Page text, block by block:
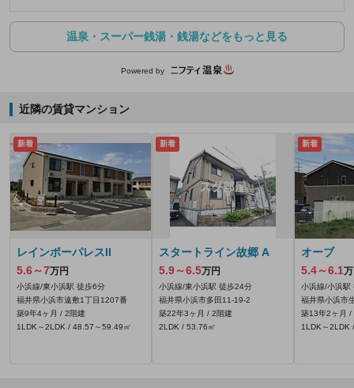
温泉・スーパー銭湯・銭湯などをもっと見る
Powered by
近隣の賃貸マンション
新着
レインボーパレスII
5.6～7万円
小浜線/東小浜駅 徒歩6分
福井県小浜市遠敷1丁目1207番
築9年4ヶ月 / 2階建
1LDK～2LDK / 48.57～59.49㎡
新着
スタートライン故郷 A
5.9～6.5万円
小浜線/東小浜駅 徒歩24分
福井県小浜市多田11‐19‐2
築22年3ヶ月 / 2階建
2LDK / 53.76㎡
新着
オーブ
5.4～6.1
小浜線/小浜駅
福井県小浜市
築13年2ヶ月 /
1LDK～2LDK